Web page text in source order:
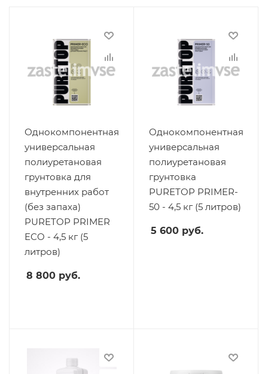
Однокомпонентная
универсальная
полиуретановая
грунтовка для
внутренних работ
(без запаха)
PURETOP PRIMER
ECO - 4,5 кг (5
литров)
8 800 руб.
Однокомпонентная
универсальная
полиуретановая
грунтовка
PURETOP PRIMER-
50 - 4,5 кг (5 литров)
5 600 руб.